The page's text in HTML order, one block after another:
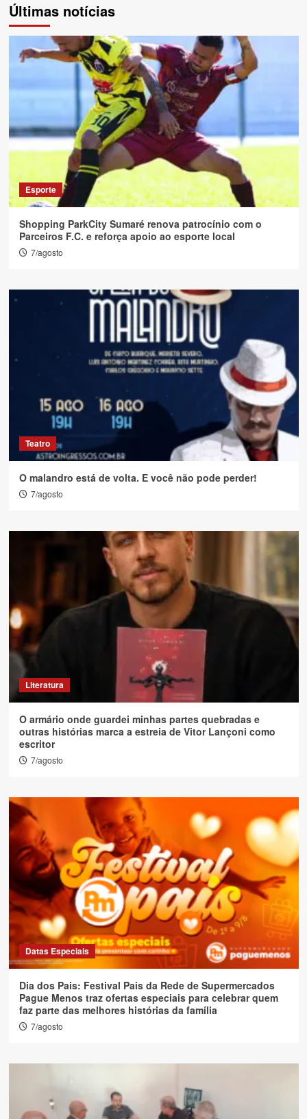
Últimas notícias
Esporte
Shopping ParkCity Sumaré renova patrocínio com o
Parceiros F.C. e reforça apoio ao esporte local
7/agosto
Teatro
O malandro está de volta. E você não pode perder!
7/agosto
Literatura
O armário onde guardei minhas partes quebradas e
outras histórias marca a estreia de Vitor Lançoni como
escritor
7/agosto
Datas Especiais
Dia dos Pais: Festival Pais da Rede de Supermercados
Pague Menos traz ofertas especiais para celebrar quem
faz parte das melhores histórias da família
7/agosto